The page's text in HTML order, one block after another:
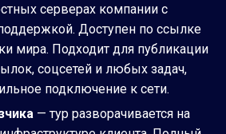
серверах компании с
Доступен по ссылке
мира. Подходит для публикации
соцсетей и любых задач,
подключение к сети.
— тур разворачивается на